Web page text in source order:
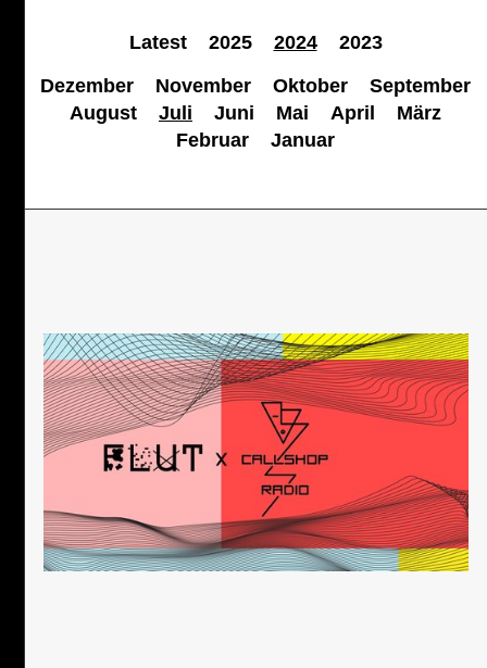
Latest 2025 2024
2023
Dezember
November Oktober
September
August
Juli Juni Mai April
März
Februar
Januar